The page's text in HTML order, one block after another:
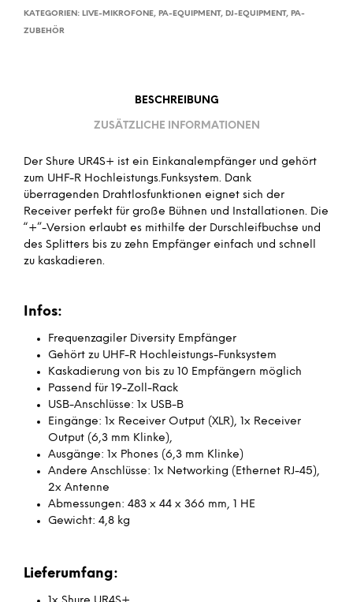
KATEGORIEN: LIVE-MIKROFONE, PA-EQUIPMENT, DJ-EQUIPMENT, PA-
ZUBEHÖR
BESCHREIBUNG
ZUSÄTZLICHE INFORMATIONEN
Der Shure UR4S+ ist ein Einkanalempfänger und gehört
zum UHF-R Hochleistungs.Funksystem. Dank
überragenden Drahtlosfunktionen eignet sich der
Receiver perfekt für große Bühnen und Installationen. Die
“+”-Version erlaubt es mithilfe der Durschleifbuchse und
des Splitters bis zu zehn Empfänger einfach und schnell
zu kaskadieren.
Infos:
Frequenzagiler Diversity Empfänger
Gehört zu UHF-R Hochleistungs-Funksystem
Kaskadierung von bis zu 10 Empfängern möglich
Passend für 19-Zoll-Rack
USB-Anschlüsse: 1x USB-B
Eingänge: 1x Receiver Output (XLR), 1x Receiver
Output (6,3 mm Klinke),
Ausgänge: 1x Phones (6,3 mm Klinke)
Andere Anschlüsse: 1x Networking (Ethernet RJ-45),
2x Antenne
Abmessungen: 483 x 44 x 366 mm, 1 HE
Gewicht: 4,8 kg
Lieferumfang: